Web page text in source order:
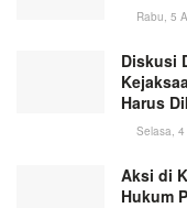
Rabu, 5
Diskusi
Harus
Selasa,
Aksi di
Hukum